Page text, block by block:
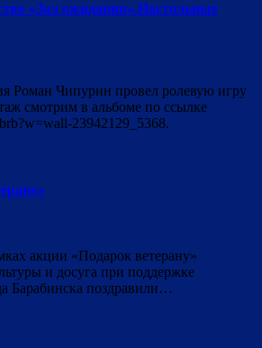
«Зал ожидания».Настольные
Роман Чипурин провел ролевую игру
смотрим в альбоме по ссылке
23942129_5368.
акции «Подарок ветерану»
и досуга при поддержке
Барабинска поздравили…